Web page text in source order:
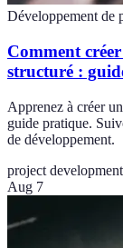
Développement de
Comment
structuré :
Apprenez à créer
guide pratique.
de développement.
project development
Aug 7